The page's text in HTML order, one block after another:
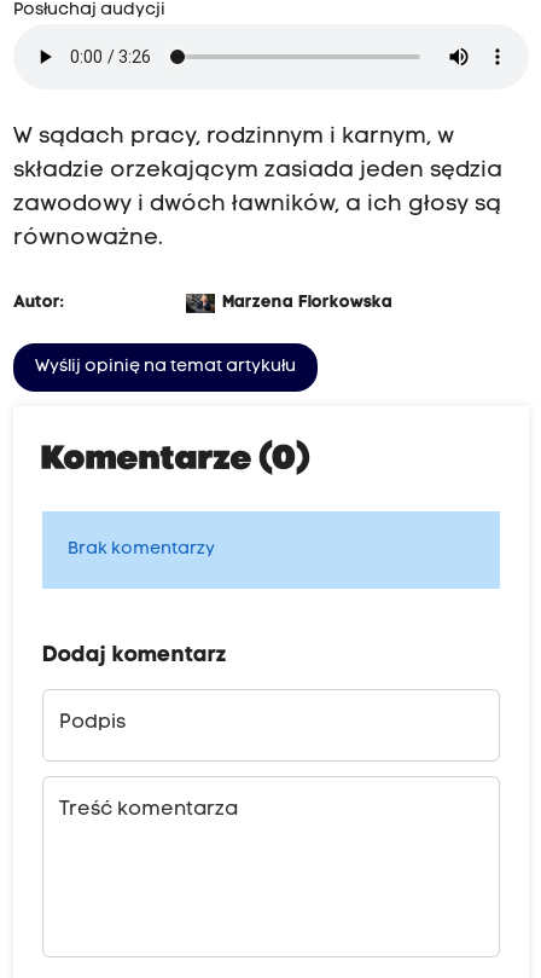
Posłuchaj audycji
W sądach pracy, rodzinnym i karnym, w
składzie orzekającym zasiada jeden sędzia
zawodowy i dwóch ławników, a ich głosy są
równoważne.
Autor: Marzena Florkowska
Wyślij opinię na temat artykułu
Komentarze (0)
Brak komentarzy
Dodaj komentarz
Podpis
Treść komentarza